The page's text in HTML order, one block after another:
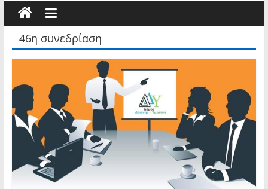
46η συνεδρίαση